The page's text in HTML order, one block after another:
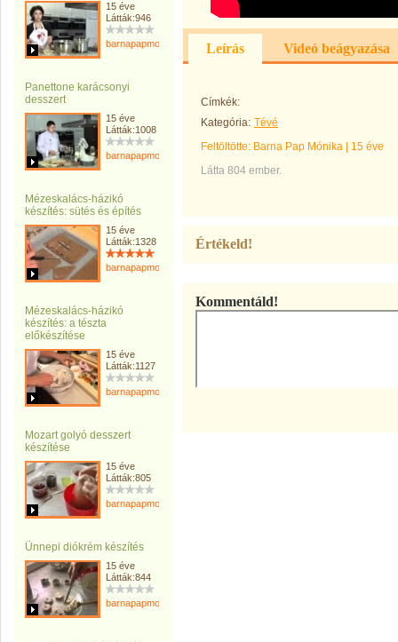
15 éve
Látták:946
barnapapmonika
Panettone karácsonyi
desszert
15 éve
Látták:1008
barnapapmonika
Mézeskalács-házikó
készítés: sütés és építés
15 éve
Látták:1328
barnapapmonika
Mézeskalács-házikó
készítés: a tészta
előkészítése
15 éve
Látták:1127
barnapapmonika
Mozart golyó desszert
készítése
15 éve
Látták:805
barnapapmonika
Ünnepi diókrém készítés
15 éve
Látták:844
barnapapmonika
Leírás Videó beágyazása
Címkék:
Kategória: Tévé
Feltöltötte: Barna Pap Mónika
15 éve
Látta 804 ember.
Értékeld!
Kommentáld!